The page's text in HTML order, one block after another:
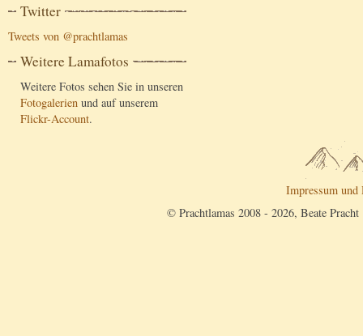
Twitter
Tweets von @prachtlamas
Weitere Lamafotos
Weitere Fotos sehen Sie in unseren
Fotogalerien und auf unserem
Flickr-Account.
Impressum und
© Prachtlamas 2008 - 2026, Beate Pracht